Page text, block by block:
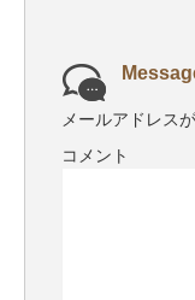
メールアドレス
コメント